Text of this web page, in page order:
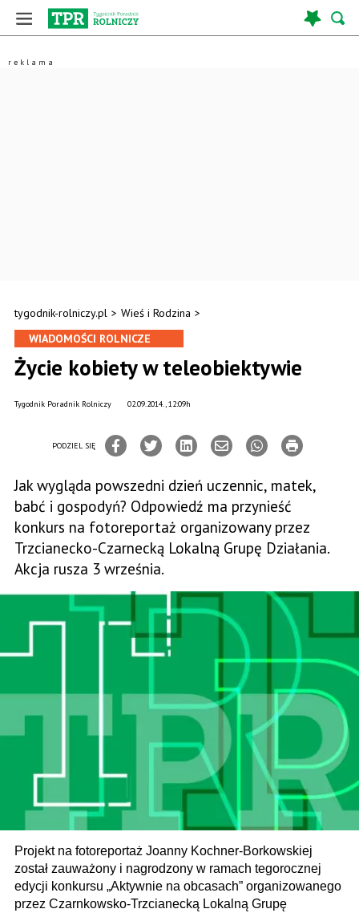
tygodnik-rolniczy.pl > Wieś i Rodzina >
WIADOMOŚCI ROLNICZE
Życie kobiety w teleobiektywie
02.09.2014., 12:09h
Tygodnik Poradnik Rolniczy
PODZIEL SIĘ
Jak wygląda powszedni dzień uczennic, matek,
babć i gospodyń? Odpowiedź ma przynieść
konkurs na fotoreportaż organizowany przez
Trzcianecko-Czarnecką Lokalną Grupę Działania.
Akcja rusza 3 września.
Projekt na fotoreportaż Joanny Kochner-Borkowskiej
został zauważony i nagrodzony w ramach tegorocznej
edycji konkursu „Aktywnie na obcasach” organizowanego
przez Czarnkowsko-Trzcianecką Lokalną Grupę